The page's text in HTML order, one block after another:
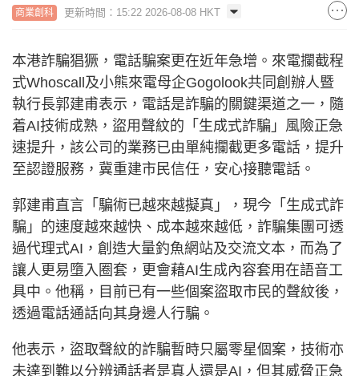
商業創科 更新時間：15:22 2026-08-08 HKT
本港詐騙猖獗，電話騙案更在近年急增。來電攔截程
式Whoscall及小熊來電母企Gogolook共同創辦人暨
執行長郭建甫表示，電話是詐騙的關鍵渠道之一，隨
着AI技術成熟，盜用聲紋的「生成式詐騙」風險正急
速提升，該公司的業務已由單純攔截更多電話，提升
至認證服務，冀重建市民信任，安心接聽電話。
郭建甫直言「騙術已越來越擬真」，現今「生成式詐
騙」的速度越來越快、成本越來越低，詐騙集團可透
過代理式AI，創造大量釣魚網站及交流文本，而為了
讓人更易墮入圈套，更會藉AI生成內容套用在語音工
具中。他稱，目前已有一些個案盜取市民的聲紋後，
透過電話通話向其身邊人行騙。
他表示，盜取聲紋的詐騙暫時只屬零星個案，技術亦
未達到難以分辨通話者是真人還是AI，但其威脅正急